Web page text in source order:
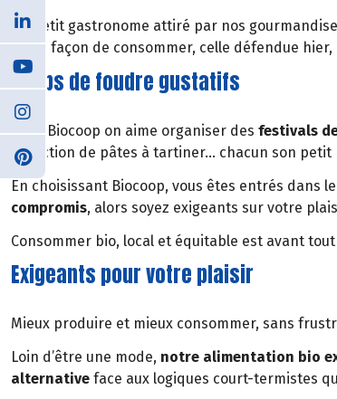
Du petit gastronome attiré par nos
autre façon de consommer, celle défendue
Coups de foudre gustatifs
Chez Biocoop on aime organiser des festivals
collection de pâtes à tartiner… chacun son
En choisissant Biocoop, vous êtes entrés dans
compromis, alors soyez exigeants sur votre
Consommer bio, local et équitable est avant tout
Exigeants pour votre plaisir
Mieux produire et mieux consommer, sans
Loin d’être une mode, notre alimentation bio
alternative face aux logiques court-termistes